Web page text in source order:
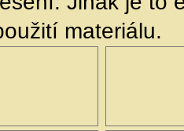
materiálu.